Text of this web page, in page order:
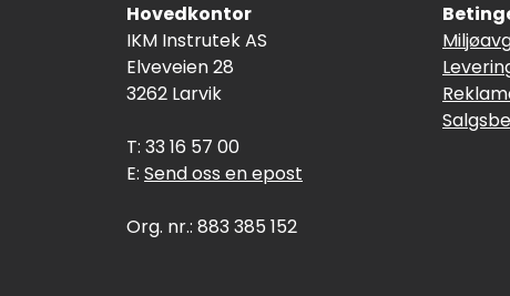
Hovedkontor
IKM Instrutek AS
Elveveien 28
3262 Larvik
T: 33 16 57 00
E: Send oss en epost
Org. nr.: 883 385 152